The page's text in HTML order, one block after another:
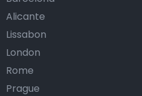
Alicante
Lissabon
London
Rome
Prague